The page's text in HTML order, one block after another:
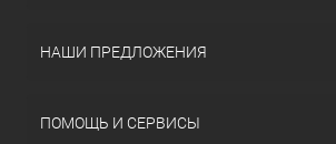
НАШИ ПРЕДЛОЖЕНИЯ
ПОМОЩЬ И СЕРВИСЫ